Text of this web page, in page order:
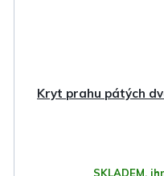
Kryt prahu pátých
SKLADEM,